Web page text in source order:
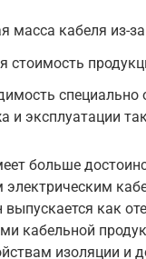
масса кабеля из-
стоимость
специально
и эксплуатации
больше
электрическим
выпускается как
кабельной
изоляции и